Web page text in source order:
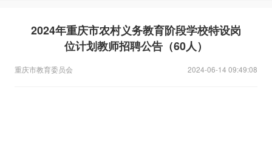
2024年重庆市农村义务教育阶段学校特设岗
位计划教师招聘公告（60人）
重庆市教育委员会 2024-06-14 09:49:08